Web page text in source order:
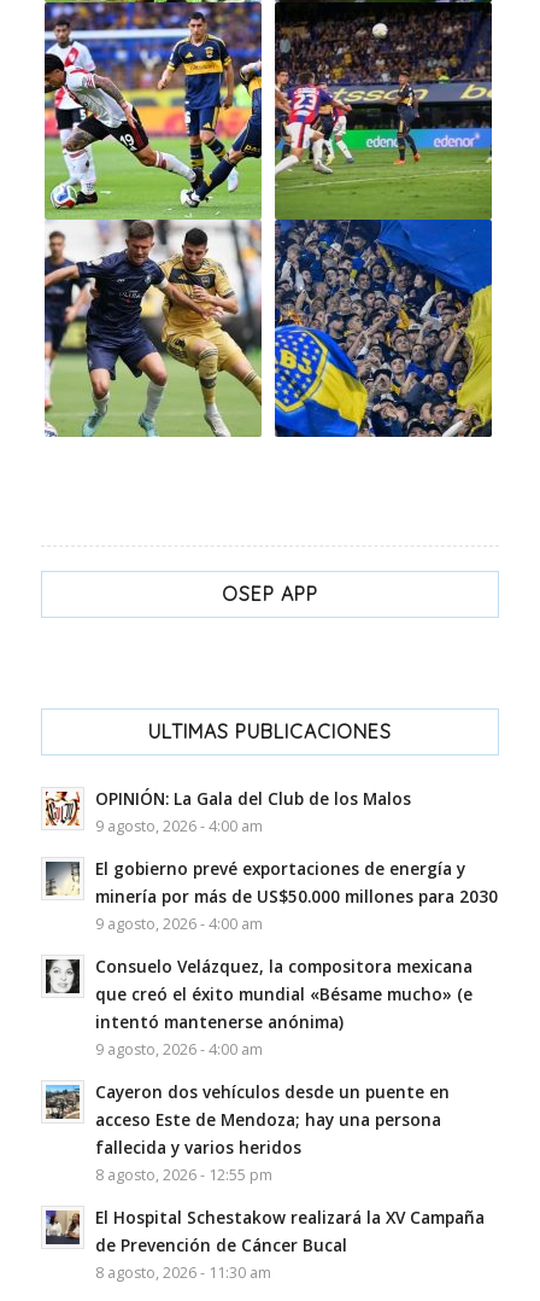
OSEP APP
ULTIMAS PUBLICACIONES
OPINIÓN: La Gala del Club de los Malos
9 agosto, 2026 - 4:00 am
El gobierno prevé exportaciones de energía y
minería por más de US$50.000 millones para 2030
9 agosto, 2026 - 4:00 am
Consuelo Velázquez, la compositora mexicana
que creó el éxito mundial «Bésame mucho» (e
intentó mantenerse anónima)
9 agosto, 2026 - 4:00 am
Cayeron dos vehículos desde un puente en
acceso Este de Mendoza; hay una persona
fallecida y varios heridos
8 agosto, 2026 - 12:55 pm
El Hospital Schestakow realizará la XV Campaña
de Prevención de Cáncer Bucal
8 agosto, 2026 - 11:30 am